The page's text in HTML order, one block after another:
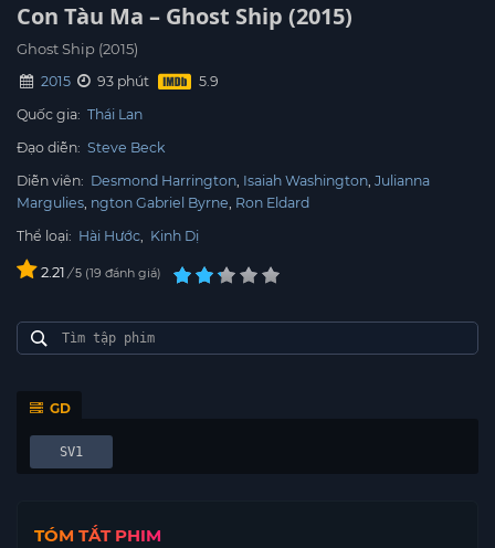
Con Tàu Ma – Ghost Ship (2015)
Ghost Ship (2015)
2015
93 phút
Quốc gia: Thái Lan
Đạo diễn: Steve Beck
Diễn viên: Desmond Harrington Isaiah Washington Julianna
Margulies ngton Gabriel Byrne Ron Eldard
Thể loại: Hài Hước, Kinh Dị
2.21 / 5 19 đánh giá
GD
SV1
TÓM TẮT PHIM